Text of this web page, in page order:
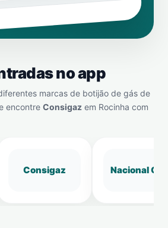
no app
marcas de botijão de gás de
encontre Consigaz em Rocinha com
Consigaz Nacional Gás